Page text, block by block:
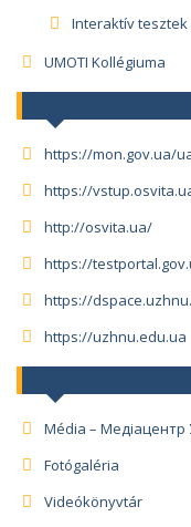
Interaktív
UMOTI Kollégiuma
https://mon.gov.ua/
https://
http://osvita.ua/
https://
https://
https://uzhnu.edu.ua
Média –
Fotógaléria
Videókönyvtár